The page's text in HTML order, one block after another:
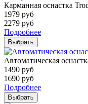
Карманная оснастка
1979 руб
2279 руб
Подробнее
Выбрать
Автоматическая
1490 руб
1690 руб
Подробнее
Выбрать